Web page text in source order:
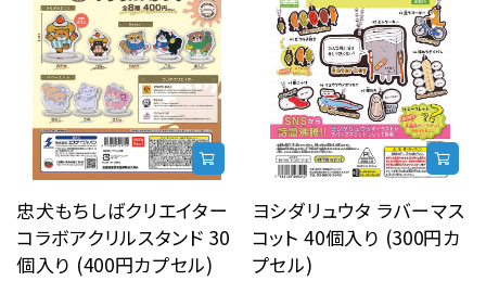
忠犬もちしばクリエイター
コラボアクリルスタンド 30
個入り (400円カプセル)
ヨシダリュウタ ラバーマス
コット 40個入り (300円カ
プセル)